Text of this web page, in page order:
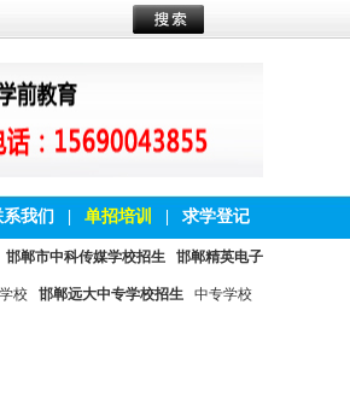
系我们 单招培训 求学登记
邯郸市中科传媒学校招生 邯郸精英电子
校 邯郸远大中专学校招生 中专学校